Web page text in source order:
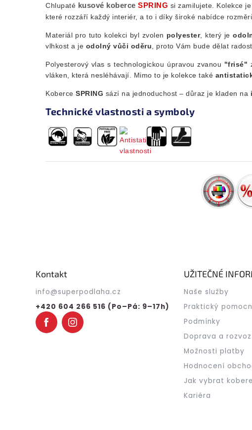
Chlupaté kusové koberceSPRING si zamilujete. Kolekce
které rozzáří každý interiér, a to i díky široké nabídce
Materiál pro tuto kolekci byl zvolen polyester, který je
vlhkost a je odolný vůči oděru , proto Vám bude dělat
Polyesterový vlas s technologickou úpravou zvanou "frisé"
vláken, která nesléhávají. Mimo to je kolekce také
Koberce SPRING sází na jednoduchost – důraz je kladen na
Technické vlastnosti a symboly
Kontakt
info@superpodlaha.cz
+420 604 266 516 (Po–Pá: 9–17h)
UŽITEČNÉ
Naše služby
Praktický
Podmínky
Doprava a rozvoz
Možnosti platby
Hodnocení
Jak vybrat
Kariéra